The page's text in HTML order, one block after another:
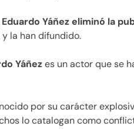
Eduardo Yáñez eliminó la
la han difundido.
Yáñezes un actor que se
por su carácter
lo catalogan como